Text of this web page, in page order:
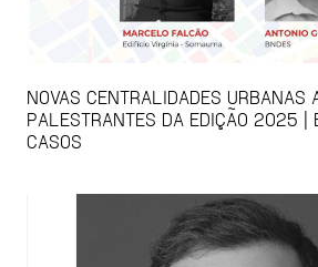
NOVAS CENTRALIDADES URBANAS
PALESTRANTES DA EDIÇÃO 2025 |
CASOS